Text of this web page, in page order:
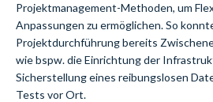
Projektmanagement-Methoden, um
Anpassungen zu ermöglichen. So
Projektdurchführung bereits
wie bspw. die Einrichtung der
Sicherstellung eines reibungslosen
Tests vor Ort.